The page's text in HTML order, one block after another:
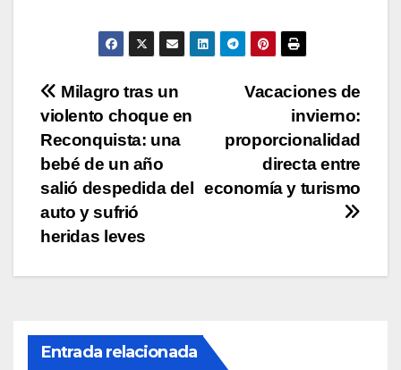
p
b
o
k
Li
n
ar
tir
Navegación
de
entradas
Vacaciones de
invierno:
proporcionalidad
directa entre
economía y turismo
Milagro tras un
violento choque en
Reconquista: una
bebé de un año
salió despedida del
auto y sufrió
heridas leves
Entrada relacionada